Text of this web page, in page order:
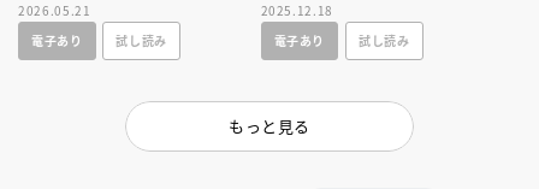
ｎｅｙ 君に会えてよかった」
の新装版。
2026.05.21
電子あり
試し読み
ク！ ボイスキャストインタビ
ュー大充実！
2025.12.18
電子あり
試し読み
もっと見る